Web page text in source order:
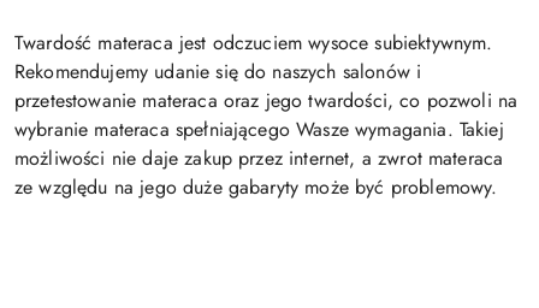
Twardość materaca jest odczuciem wysoce subiektywnym.
Rekomendujemy udanie się do naszych salonów i
przetestowanie materaca oraz jego twardości, co pozwoli na
wybranie materaca spełniającego Wasze wymagania. Takiej
możliwości nie daje zakup przez internet, a zwrot materaca
ze względu na jego duże gabaryty może być problemowy.